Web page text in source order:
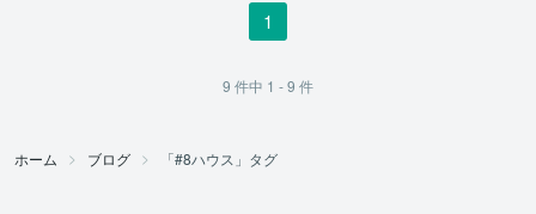
1
9 件中 1 - 9 件
ホーム ブログ 「#8ハウス」タグ